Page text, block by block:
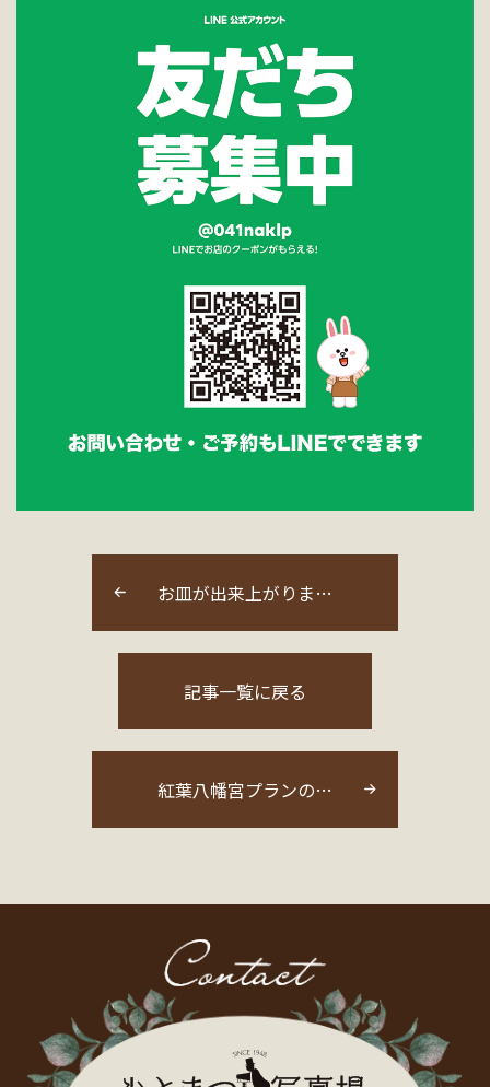
お皿が出来上がりま…
記事一覧に戻る
紅葉八幡宮プランの…